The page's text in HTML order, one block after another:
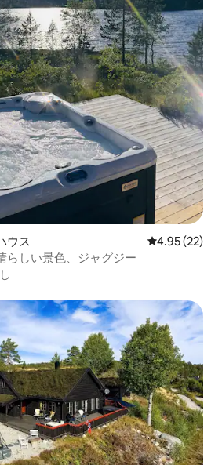
ウス レビュー22
4.95 (22)
らしい景色、ジャグジー